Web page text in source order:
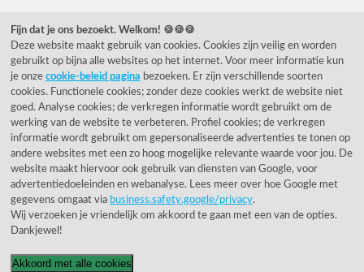
Veelgestelde vragen
0031 78 615 44 15
helpdesk@rietveldlicht.nl
Facebook InstagramPinterest
Klantwaardering
"Zeer goed" - eKomi.be
Cijfer: 9.4 (3230 recensies)
Fijn dat je ons bezoekt. Welkom! 🍪🍪🍪
Deze website maakt gebruik van cookies. Cookies zijn veilig en worden
gebruikt op bijna alle websites op het internet. Voor meer informatie kun
je onze cookie-beleid pagina bezoeken. Er zijn verschillende soorten
cookies. Functionele cookies; zonder deze cookies werkt de website niet
goed. Analyse cookies; de verkregen informatie wordt gebruikt om de
werking van de website te verbeteren. Profiel cookies; de verkregen
informatie wordt gebruikt om gepersonaliseerde advertenties te tonen op
andere websites met een zo hoog mogelijke relevante waarde voor jou. De
website maakt hiervoor ook gebruik van diensten van Google, voor
advertentiedoeleinden en webanalyse. Lees meer over hoe Google met
gegevens omgaat via business.safety.google/privacy.
Wij verzoeken je vriendelijk om akkoord te gaan met een van de opties.
Dankjewel!
Akkoord met alle cookies